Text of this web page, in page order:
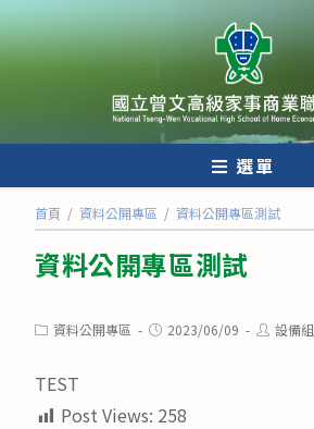
跳
轉
至
內
選單
首頁 / 資料公開專區 / 資料公開專區測試
資料公開專區測試
Post資料公開專區
Post2023/06/09
Post設備組
TEST
Post Views: 258